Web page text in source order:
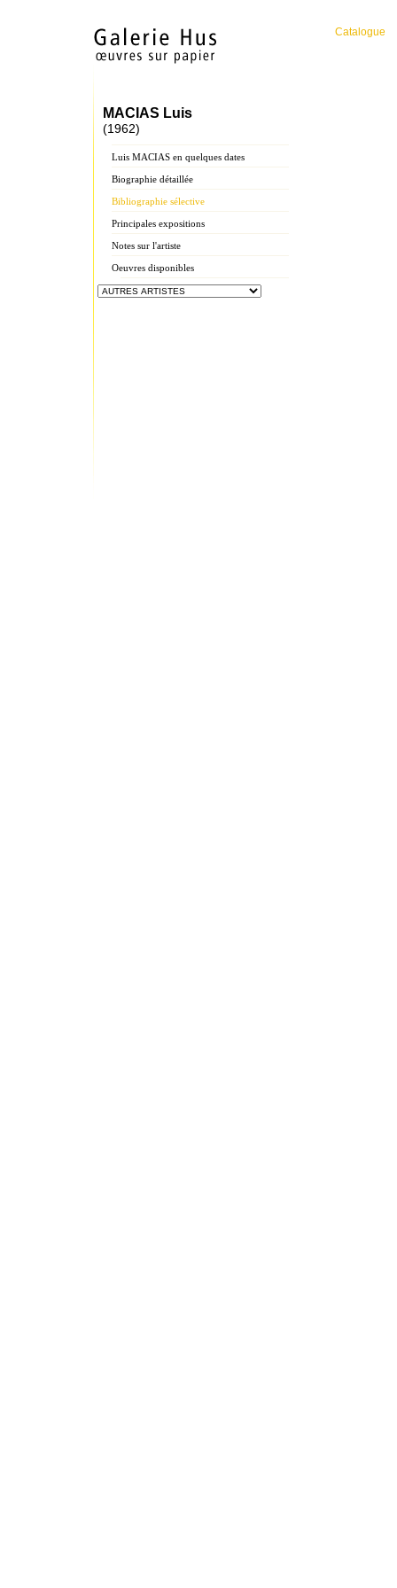
Catalogue
MACIAS Luis
(1962)
Luis MACIAS en quelques dates
Biographie détaillée
Bibliographie sélective
Principales expositions
Notes sur l'artiste
Oeuvres disponibles